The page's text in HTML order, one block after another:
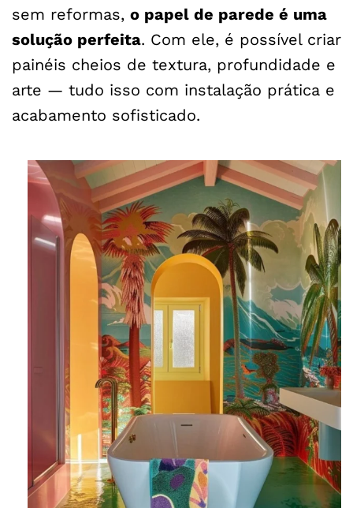
sem reformas, o papel de parede é uma
solução perfeita. Com ele, é possível criar
painéis cheios de textura, profundidade e
arte — tudo isso com instalação prática e
acabamento sofisticado.